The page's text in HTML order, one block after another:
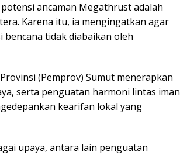
ancaman Megathrust adalah
Karena itu, ia mengingatkan agar
tidak diabaikan oleh
(Pemprov) Sumut menerapkan
serta penguatan harmoni lintas iman
kearifan lokal yang
upaya, antara lain penguatan